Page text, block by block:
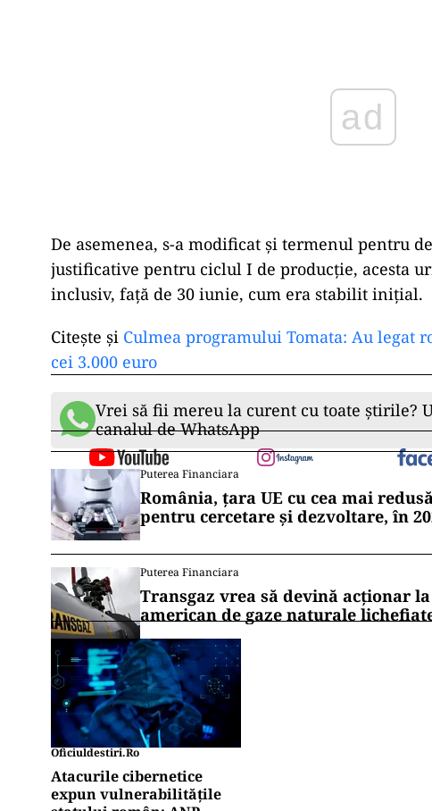
ad
De asemenea, s-a modificat și termenul pentru
justificative pentru ciclul I de producție, acesta
inclusiv, față de 30 iunie, cum era stabilit inițial.
Citește și Culmea programului Tomata: Au legat
cei 3.000 euro
Vrei să fii mereu la curent cu toate știrile?
canalul de WhatsApp
Puterea Financiara
România, țara UE cu cea mai
pentru cercetare și dezvoltare, în
Puterea Financiara
Transgaz vrea să devină acționar
american de gaze naturale
Oficiuldestiri.ro
Atacurile cibernetice
expun vulnerabilitățile